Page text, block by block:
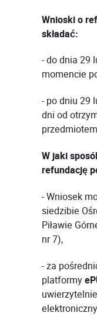
Wnioski o
składać:
- do dnia 29
momencie
- po dniu 29
dni od
W jaki
refundację
- Wniosek
siedzibie
Piławie
nr 7),
- za
platformy